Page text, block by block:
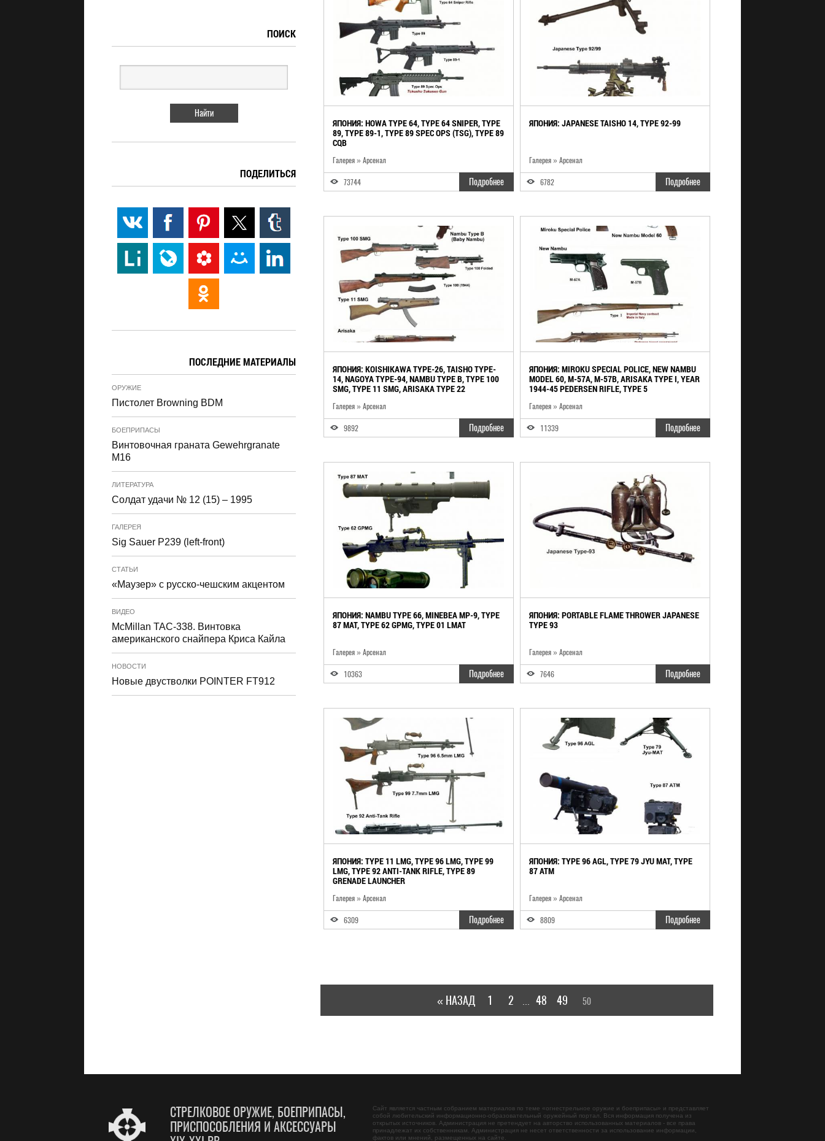
ЯПОНИЯ: HOWA TYPE 64, TYPE 64 SNIPER, TYPE
89, TYPE 89-1, TYPE 89 SPEC OPS (TSG), TYPE 89
CQB
Галерея » Арсенал
73744 Подробнее
ЯПОНИЯ: JAPANESE TAISHO 14, TYPE 92-99
Галерея » Арсенал
6782 Подробнее
ЯПОНИЯ: KOISHIKAWA TYPE-26, TAISHO TYPE-
14, NAGOYA TYPE-94, NAMBU TYPE B, TYPE 100
SMG, TYPE 11 SMG, ARISAKA TYPE 22
Галерея » Арсенал
9892 Подробнее
ЯПОНИЯ: MIROKU SPECIAL POLICE, NEW NAMBU
MODEL 60, M-57A, M-57B, ARISAKA TYPE I, YEAR
1944-45 PEDERSEN RIFLE, TYPE 5
Галерея » Арсенал
11339 Подробнее
ЯПОНИЯ: NAMBU TYPE 66, MINEBEA MP-9, TYPE
87 MAT, TYPE 62 GPMG, TYPE 01 LMAT
Галерея » Арсенал
10363 Подробнее
ЯПОНИЯ: PORTABLE FLAME THROWER JAPANESE
TYPE 93
Галерея » Арсенал
7646 Подробнее
ЯПОНИЯ: TYPE 11 LMG, TYPE 96 LMG, TYPE 99
LMG, TYPE 92 ANTI-TANK RIFLE, TYPE 89
GRENADE LAUNCHER
Галерея » Арсенал
6309 Подробнее
ЯПОНИЯ: TYPE 96 AGL, TYPE 79 JYU MAT, TYPE
87 ATM
Галерея » Арсенал
8809 Подробнее
« НАЗАД 1 2 48 49 50
ПОИСК
ПОДЕЛИТЬСЯ
ПОСЛЕДНИЕ МАТЕРИАЛЫ
ОРУЖИЕ
Пистолет Browning BDM
БОЕПРИПАСЫ
Винтовочная граната Gewehrgranate
M16
ЛИТЕРАТУРА
Солдат удачи № 12 (15) – 1995
ГАЛЕРЕЯ
Sig Sauer P239 (left-front)
СТАТЬИ
«Маузер» с русско-чешским акцентом
ВИДЕО
McMillan TAC-338. Винтовка
американского снайпера Криса Кайла
НОВОСТИ
Новые двустволки POINTER FT912
СТРЕЛКОВОЕ ОРУЖИЕ, БОЕПРИПАСЫ,
ПРИСПОСОБЛЕНИЯ И АКСЕССУАРЫ
Сайт является частным собранием материалов по теме «огнестрельное оружие и боеприпасы » и представляет
собой любительский информационно-образовательный оружейный портал. Вся информация получена из
открытых источников. Администрация не претендует на авторство использованных материалов - все права
принадлежат их собственникам. Администрация не несет ответственности за использование информации,
фактов или мнений, размещенных на сайте.